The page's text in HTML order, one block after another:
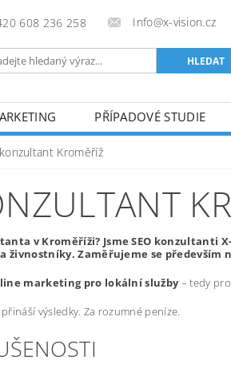
608 236 258 Info@x-vision.cz
PŘÍPADOVÉ STUDIE
Kroměříž
v Kroměříži? Jsme SEO
živnostníky. Zaměřujeme se
marketing pro lokální služby– tedy
výsledky. Za rozumné peníze.